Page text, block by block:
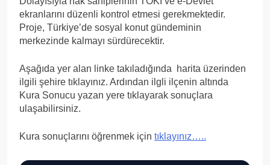
ekranlarını düzenli kontrol etmesi gerekmektedir.
Proje, Türkiye’de sosyal konut gündeminin
merkezinde kalmayı sürdürecektir.
Aşağıda yer alan linke takıladığında harita üzerinden
ilgili şehire tıklayınız. Ardından ilgli ilçenin altında
Kura Sonucu yazan yere tıklayarak sonuçlara
ulaşabilirsiniz.
Kura sonuçlarını öğrenmek için tıklayınız…..